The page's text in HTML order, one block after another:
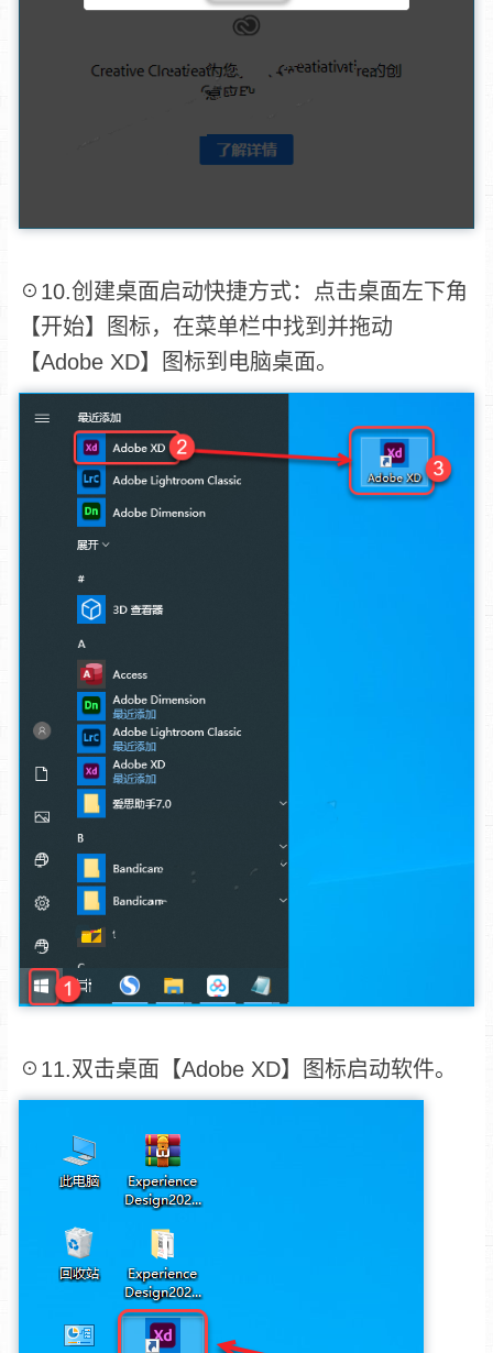
☉10.创建桌面启动快捷方式：点击桌面左下角
【开始】图标，在菜单栏中找到并拖动
【Adobe XD】图标到电脑桌面。
☉11.双击桌面【Adobe XD】图标启动软件。